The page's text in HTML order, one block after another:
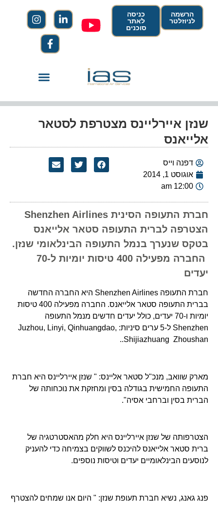
הרשמה
לניוזלטר
כניסה
לאתר
סוכנים
שנזן איירליינס מצטרפת לסטאר
אלייאנס
דפנה וייס
אוגוסט 1, 2014
12:00 am
חברת התעופה הסינית Shenzhen Airlines
הצטרפה לברית התעופה סטאר אלייאנס
בטקס שנערך בנמל התעופה הבינלאומי שנזן.
החברה מפעילה 400 טיסות יומיות ל-70
יעדים
חברת התעופה Shenzhen Airlines היא החברה החדשה
בברית התעופה סטאר אלייאנס. החברה מפעילה 400 טיסות
יומיות ו-70 יעדים, כולל יעדים חדשים מנמל התעופה
Shenzhen ל-5 ערים סיניות: Juzhou, Linyi, Qinhuangdao,
Shijiazhuang Zhoushan..
מארק שוואב, מנכ"ל סטאר אליינס: " שנזן איירליינס היא חברת
התעופה החמישית בגודלה בסין ומחזקת את נוכחותה של
הברית בסין וברחבי אסיה".
הצטרפותה של שנזן איירליינס היא חלק מהאסטרטגיה של
ברית סטאר אלייאנס להיכנס לשווקים בצמיחה כדי להעניק
לנוסעים הבינלאומיים יעדים וטיסות נוספים.
פנג גאנג, נשיא חברת תעופת שנזן: " היום אנו שמחים להצטרף